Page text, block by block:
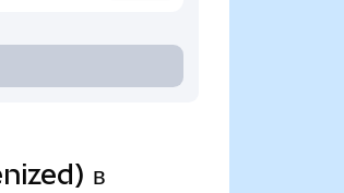
в